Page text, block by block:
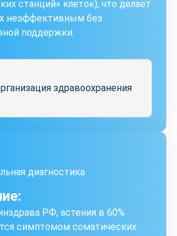
станций» клеток), что делает
неэффективным без
поддержки.
здравоохранения
диагностика
РФ, астения в 60%
симптомом соматических